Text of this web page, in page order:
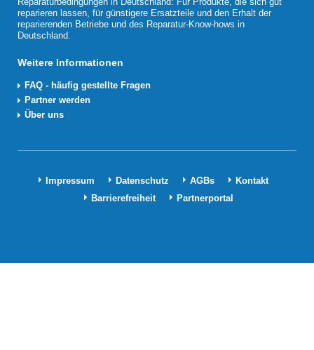
reparieren lassen, für günstigere Ersatzteile und den Erhalt der
reparierenden Betriebe und des Reparatur-Know-hows in
Deutschland.
Weitere Informationen
FAQ - häufig gestellte Fragen
Partner werden
Über uns
Impressum Datenschutz AGBs
Kontakt
Barrierefreiheit
Partnerportal